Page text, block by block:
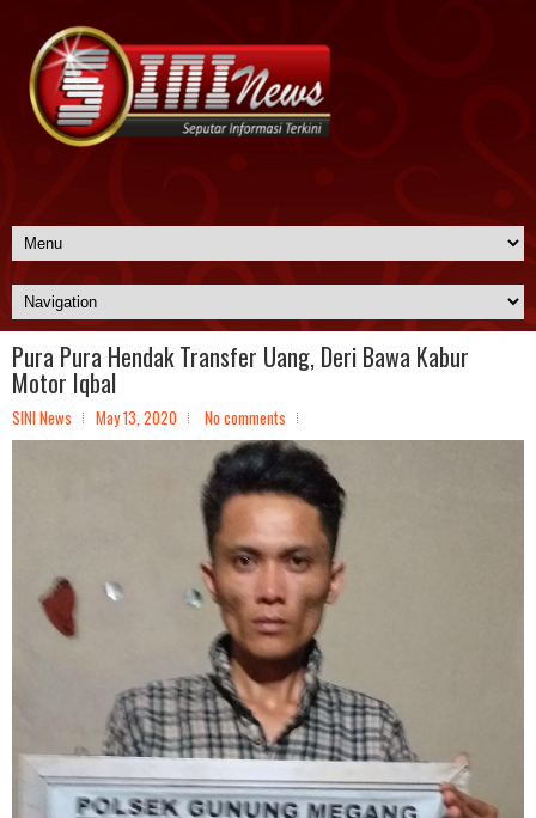
Pura Pura Hendak Transfer Uang, Deri Bawa Kabur
Motor Iqbal
SINI News May 13, 2020 No comments